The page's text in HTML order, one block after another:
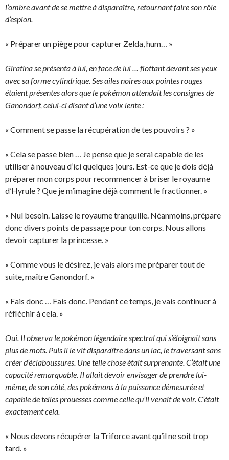
l’ombre avant de se mettre à disparaître, retournant faire son rôle
d’espion.
« Préparer un piège pour capturer Zelda, hum… »
Giratina se présenta à lui, en face de lui … flottant devant ses yeux
avec sa forme cylindrique. Ses ailes noires aux pointes rouges
étaient présentes alors que le pokémon attendait les consignes de
Ganondorf, celui-ci disant d’une voix lente :
« Comment se passe la récupération de tes pouvoirs ? »
« Cela se passe bien … Je pense que je serai capable de les
utiliser à nouveau d’ici quelques jours. Est-ce que je dois déjà
préparer mon corps pour recommencer à briser le royaume
d’Hyrule ? Que je m’imagine déjà comment le fractionner. »
« Nul besoin. Laisse le royaume tranquille. Néanmoins, prépare
donc divers points de passage pour ton corps. Nous allons
devoir capturer la princesse. »
« Comme vous le désirez, je vais alors me préparer tout de
suite, maître Ganondorf. »
« Fais donc … Fais donc. Pendant ce temps, je vais continuer à
réfléchir à cela. »
Oui. Il observa le pokémon légendaire spectral qui s’éloignait sans
plus de mots. Puis il le vit disparaître dans un lac, le traversant sans
créer d’éclaboussures. Une telle chose était surprenante. C’était une
capacité remarquable. Il allait devoir envisager de prendre lui-
même, de son côté, des pokémons à la puissance démesurée et
capable de telles prouesses comme celle qu’il venait de voir. C’était
exactement cela.
« Nous devons récupérer la Triforce avant qu’il ne soit trop
tard. »